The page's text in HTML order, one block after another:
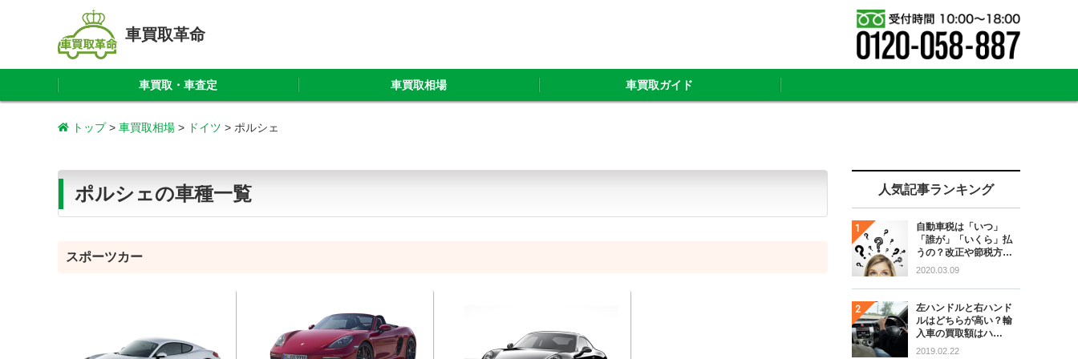
車買取革命
車買取・車査定 車買取相場 車買取ガイド
トップ> 車買取相場 > ドイツ > ポルシェ
ポルシェの車種一覧
スポーツカー
人気記事ランキング
自動車税は「いつ」
「誰が」「いくら」払
うの？改正や節税方…
2020.03.09
左ハンドルと右ハンド
ルはどちらが高い？輸
入車の買取額はハ…
2019.02.22